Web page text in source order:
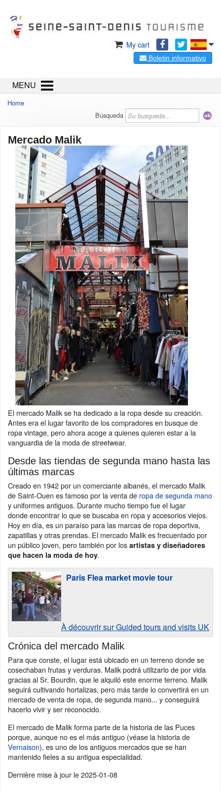
My cart
Boletin informativo
MENU
Home
Búsqueda
Mercado Malik
El mercado Malik se ha dedicado a la ropa desde su creación.
Antes era el lugar favorito de los compradores en busque de
ropa vintage, pero ahora acoge a quienes quieren estar a la
vanguardia de la moda de streetwear.
Desde las tiendas de segunda mano hasta las
últimas marcas
Creado en 1942 por un comerciante albanés, el mercado Malik
de Saint-Ouen es famoso por la venta de ropa de segunda mano
y uniformes antiguos. Durante mucho tiempo fue el lugar
donde encontrar lo que se buscaba en ropa y accesorios viejos.
Hoy en día, es un paraíso para las marcas de ropa deportiva,
zapatillas y otras prendas. El mercado Malik es frecuentado por
un público joven, pero también por los artistas y diseñadores
que hacen la moda de hoy.
Paris Flea market movie tour
À découvrir sur Guided tours and visits UK
Crónica del mercado Malik
Para que conste, el lugar está ubicado en un terreno donde se
cosechaban frutas y verduras. Malik podrá utilizarlo de por vida
gracias al Sr. Bourdin, que le alquiló este enorme terreno. Malik
seguirá cultivando hortalizas, pero más tarde lo convertirá en un
mercado de venta de ropa, de segunda mano... y conseguirá
hacerlo vivir y ser reconocido.
El mercado de Malik forma parte de la historia de las Puces
porque, aunque no es el más antiguo (véase la historia de
Vernaison), es uno de los antiguos mercados que se han
mantenido fieles a su antigua especialidad.
Dernière mise à jour le2025-01-08